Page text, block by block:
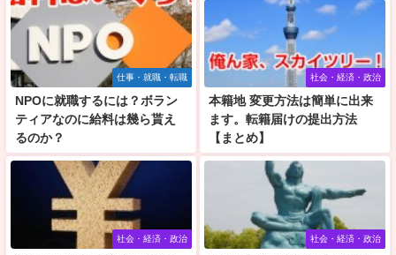
仕事・就職・転職
NPOに就職するには？ボラン
ティアなのに給料は幾ら貰え
るのか？
社会・経済・政治
本籍地 変更方法は簡単に出来
ます。転籍届けの提出方法
【まとめ】
社会・経済・政治 社会・経済・政治